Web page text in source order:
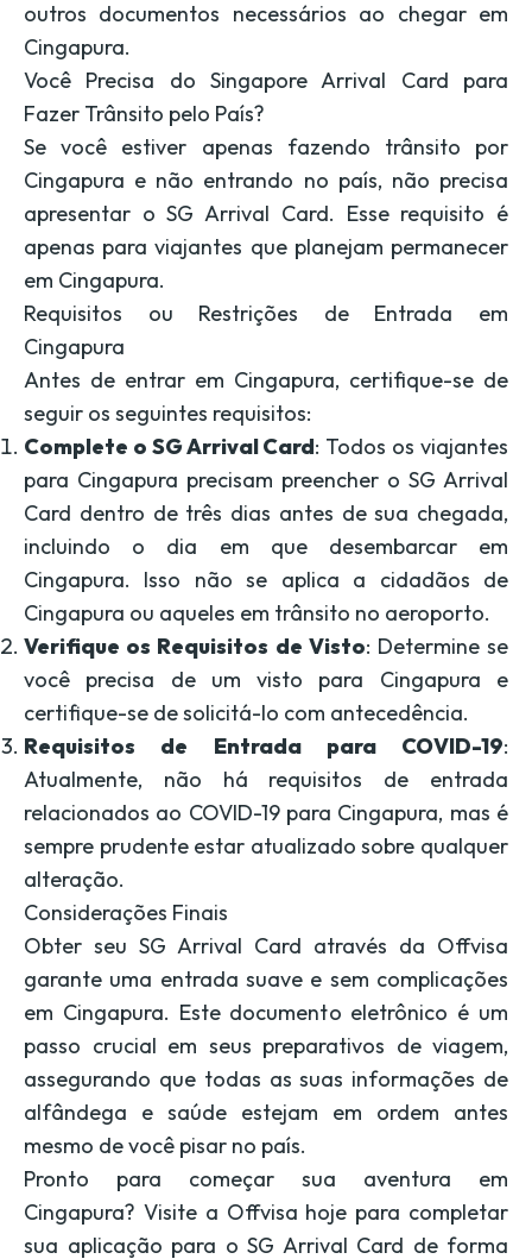
outros documentos necessários ao chegar em
Cingapura.
Você Precisa do Singapore Arrival Card para
Fazer Trânsito pelo País?
Se você estiver apenas fazendo trânsito por
Cingapura e não entrando no país, não precisa
apresentar o SG Arrival Card. Esse requisito é
apenas para viajantes que planejam permanecer
em Cingapura.
Requisitos ou Restrições de Entrada em
Cingapura
Antes de entrar em Cingapura, certifique-se de
seguir os seguintes requisitos:
Complete o SG Arrival Card: Todos os viajantes
para Cingapura precisam preencher o SG Arrival
Card dentro de três dias antes de sua chegada,
incluindo o dia em que desembarcar em
Cingapura. Isso não se aplica a cidadãos de
Cingapura ou aqueles em trânsito no aeroporto.
Verifique os Requisitos de Visto: Determine se
você precisa de um visto para Cingapura e
certifique-se de solicitá-lo com antecedência.
Requisitos de Entrada para COVID-19:
Atualmente, não há requisitos de entrada
relacionados ao COVID-19 para Cingapura, mas é
sempre prudente estar atualizado sobre qualquer
alteração.
Considerações Finais
Obter seu SG Arrival Card através da Offvisa
garante uma entrada suave e sem complicações
em Cingapura. Este documento eletrônico é um
passo crucial em seus preparativos de viagem,
assegurando que todas as suas informações de
alfândega e saúde estejam em ordem antes
mesmo de você pisar no país.
Pronto para começar sua aventura em
Cingapura? Visite a Offvisa hoje para completar
sua aplicação para o SG Arrival Card de forma